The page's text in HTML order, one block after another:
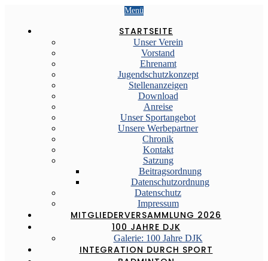
Menü
STARTSEITE
Unser Verein
Vorstand
Ehrenamt
Jugendschutzkonzept
Stellenanzeigen
Download
Anreise
Unser Sportangebot
Unsere Werbepartner
Chronik
Kontakt
Satzung
Beitragsordnung
Datenschutzordnung
Datenschutz
Impressum
MITGLIEDERVERSAMMLUNG 2026
100 JAHRE DJK
Galerie: 100 Jahre DJK
INTEGRATION DURCH SPORT